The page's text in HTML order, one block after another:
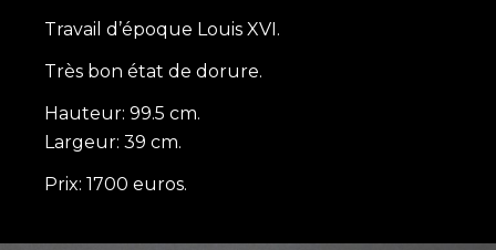
Travail d’époque Louis XVI.
Très bon état de dorure.
Hauteur: 99.5 cm.
Largeur: 39 cm.
Prix: 1700 euros.